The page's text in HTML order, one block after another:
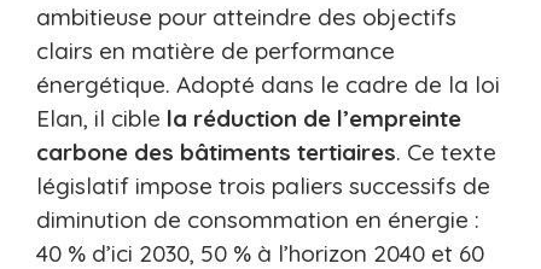
ambitieuse pour atteindre des objectifs
clairs en matière de performance
énergétique. Adopté dans le cadre de la loi
Elan, il cible la réduction de l’empreinte
carbone des bâtiments tertiaires. Ce texte
législatif impose trois paliers successifs de
diminution de consommation en énergie :
40 % d’ici 2030, 50 % à l’horizon 2040 et 60